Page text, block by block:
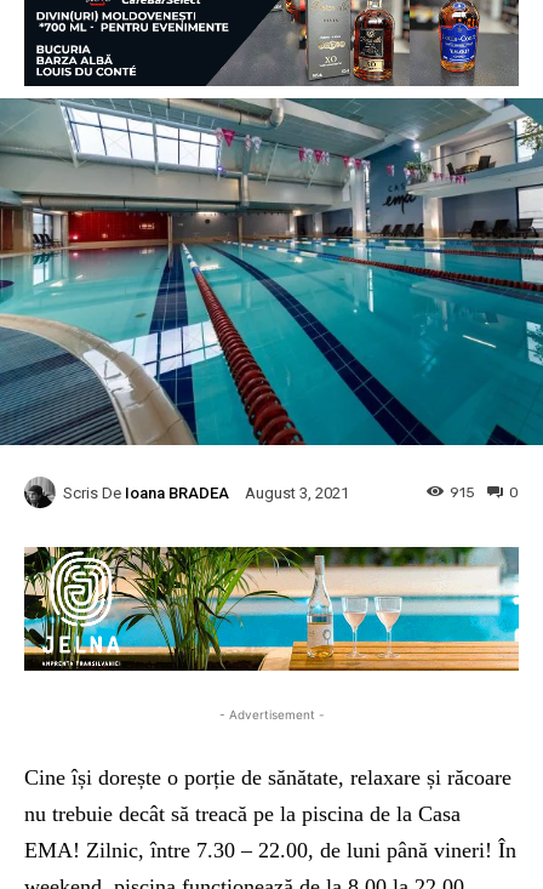
Scris De Ioana BRADEA August 3, 2021 0
915
- Advertisement -
Cine își dorește o porție de sănătate, relaxare și răcoare
nu trebuie decât să treacă pe la piscina de la Casa
EMA! Zilnic, între 7.30 – 22.00, de luni până vineri! În